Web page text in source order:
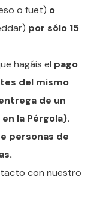
o fuet) o
por sólo 15
hagáis el pago
del mismo
de un
la Pérgola).
personas de
con nuestro